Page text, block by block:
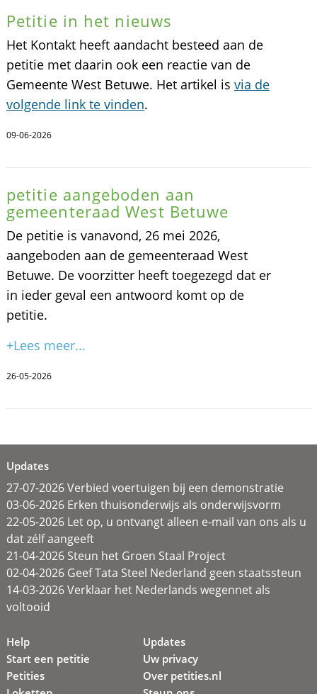
Petitie in het nieuws
Het Kontakt heeft aandacht besteed aan de
petitie met daarin ook een reactie van de
Gemeente West Betuwe. Het artikel is via de
volgende link te vinden.
09-06-2026
petitie aangeboden aan
gemeenteraad West Betuwe
De petitie is vanavond, 26 mei 2026,
aangeboden aan de gemeenteraad West
Betuwe. De voorzitter heeft toegezegd dat er
in ieder geval een antwoord komt op de
petitie.
+Lees meer...
26-05-2026
Updates
27-07-2026 Verbied voertuigen bij een demonstratie
03-06-2026 Erken thuisonderwijs als onderwijsvorm
22-05-2026 Let op, u ontvangt alleen e-mail van ons als u
dat zélf aangeeft
21-04-2026 Steun het Groen Staal Project
02-04-2026 Geef Tata Steel Nederland geen staatssteun
14-03-2026 Verklaar het Nederlands wegennet als
voltooid
Help
Start een petitie
Petities
Updates
Uw privacy
Over petities.nl